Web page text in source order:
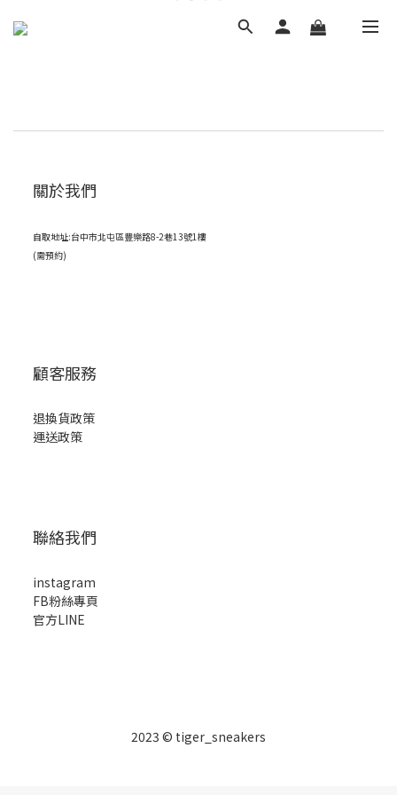
關於我們
自取地址:台中市北屯區豐樂路8-2巷13號1樓
(需預約)
顧客服務
退換貨政策
運送政策
聯絡我們
instagram
FB粉絲專頁
官方LINE
2023 © tiger_sneakers